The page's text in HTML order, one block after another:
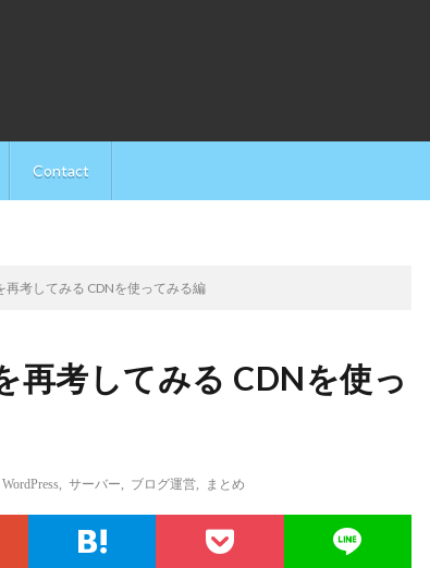
Contact
考してみる CDNを使ってみる編
再考してみる CDNを使っ
WordPress サーバー ブログ運営 まとめ